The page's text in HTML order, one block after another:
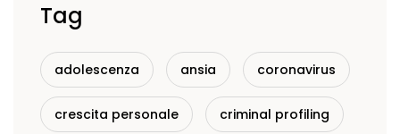
Tag
adolescenza ansia coronavirus
crescita personale criminal profiling